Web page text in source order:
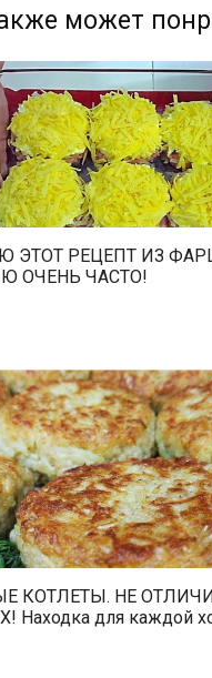
может
ЭТОТ РЕЦЕПТ ИЗ
ОЧЕНЬ ЧАСТО!
КОТЛЕТЫ. НЕ
Находка для каждой